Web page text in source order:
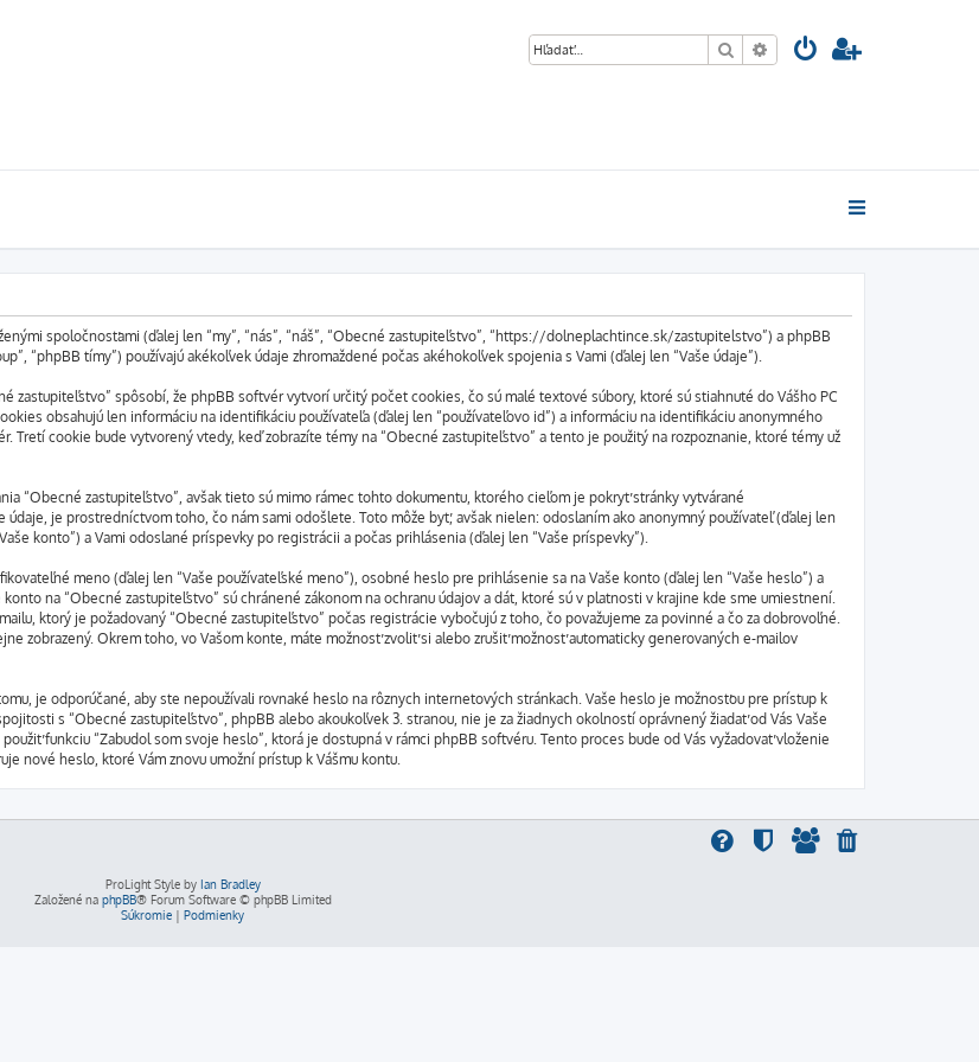
Hľadať Rozšírené vyhľadávanie
spoločnosťami (ďalej len “my”, “nás”, “náš”, “Obecné zastupiteľstvo”, “https://dolneplachtince.sk/zastupitelstvo”) a phpBB
“phpBB tímy”) používajú akékoľvek údaje zhromaždené počas akéhokoľvek spojenia s Vami (ďalej len “Vaše údaje”).
zastupiteľstvo” spôsobí, že phpBB softvér vytvorí určitý počet cookies, čo sú malé textové súbory, ktoré sú stiahnuté do Vášho PC
obsahujú len informáciu na identifikáciu používateľa (ďalej len “používateľovo id”) a informáciu na identifikáciu anonymného
Tretí cookie bude vytvorený vtedy, keď zobrazíte témy na “Obecné zastupiteľstvo” a tento je použitý na rozpoznanie, ktoré témy už
“Obecné zastupiteľstvo”, avšak tieto sú mimo rámec tohto dokumentu, ktorého cieľom je pokryť stránky vytvárané
je prostredníctvom toho, čo nám sami odošlete. Toto môže byť, avšak nielen: odoslaním ako anonymný používateľ (ďalej len
konto”) a Vami odoslané príspevky po registrácii a počas prihlásenia (ďalej len “Vaše príspevky”).
meno (ďalej len “Vaše používateľské meno”), osobné heslo pre prihlásenie sa na Vaše konto (ďalej len “Vaše heslo”) a
na “Obecné zastupiteľstvo” sú chránené zákonom na ochranu údajov a dát, ktoré sú v platnosti v krajine kde sme umiestnení.
ktorý je požadovaný “Obecné zastupiteľstvo” počas registrácie vybočujú z toho, čo považujeme za povinné a čo za dobrovoľné.
zobrazený. Okrem toho, vo Vašom konte, máte možnosť zvoliť si alebo zrušiť možnosť automaticky generovaných e-mailov
je odporúčané, aby ste nepoužívali rovnaké heslo na rôznych internetových stránkach. Vaše heslo je možnosťou pre prístup k
s “Obecné zastupiteľstvo”, phpBB alebo akoukoľvek 3. stranou, nie je za žiadnych okolností oprávnený žiadať od Vás Vaše
funkciu “Zabudol som svoje heslo”, ktorá je dostupná v rámci phpBB softvéru. Tento proces bude od Vás vyžadovať vloženie
nové heslo, ktoré Vám znovu umožní prístup k Vášmu kontu.
ProLight Style by Ian Bradley
Založené na phpBB® Forum Software © phpBB Limited
Súkromie | Podmienky